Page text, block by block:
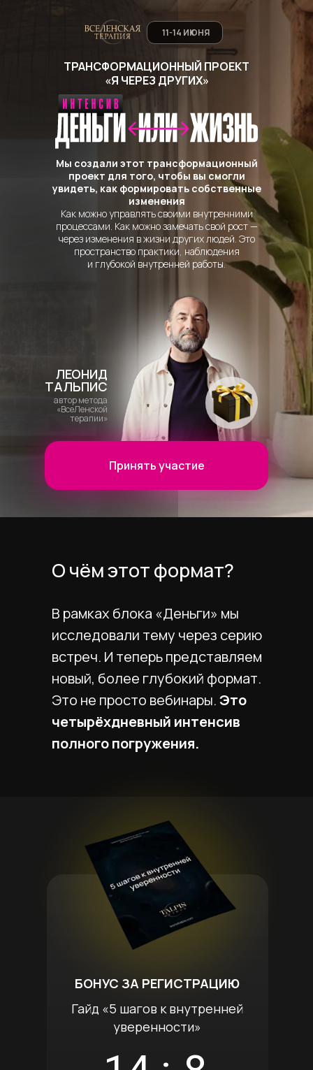
Как можно управлять своими внутренними
процессами. Как можно замечать свой рост —
через изменения в жизни других людей. Это
пространство практики, наблюдения
и глубокой внутренней работы.
Мы создали этот трансформационный
проект для того, чтобы вы смогли
увидеть, как формировать собственные
изменения
Принять участие
ЛЕОНИД
ТАЛЬПИС
автор метода
«ВсеЛенской
терапии»
ТРАНСФОРМАЦИОННЫЙ ПРОЕКТ
«Я ЧЕРЕЗ ДРУГИХ»
11-14 ИЮНЯ
О чём этот формат?
В рамках блока «Деньги» мы
исследовали тему через серию
встреч. И теперь представляем
новый, более глубокий формат.
Это не просто вебинары.Это
четырёхдневный интенсив
полного погружения.
Гайд «5 шагов к внутренней
уверенности»
БОНУС ЗА РЕГИСТРАЦИЮ
Программа 4 дней
пересборки денежного
состояния на интенсиве
«Деньги или жизнь»